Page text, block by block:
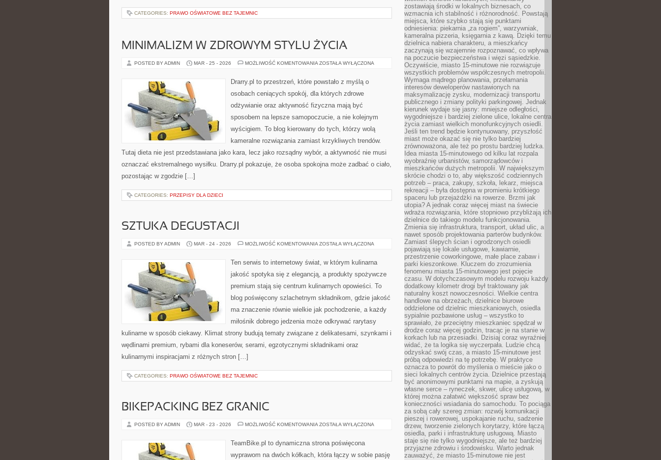
CATEGORIES: PRAWO OŚWIATOWE BEZ TAJEMNIC
MINIMALIZM W ZDROWYM STYLU ŻYCIA
POSTED BY ADMIN MAR - 25 - 2026 MOŻLIWOŚĆ KOMENTOWANIA MINIMALIZM
STYLU
ŻYCIA
ZOSTAŁA WYŁĄCZONA
Drarry.pl to przestrzeń, które powstało z myślą o
osobach ceniących spokój, dla których zdrowe
odżywianie oraz aktywność fizyczna mają być
sposobem na lepsze samopoczucie, a nie kolejnym
wyścigiem. To blog kierowany do tych, którzy wolą
kameralne rozwiązania zamiast krzykliwych trendów.
Tutaj dieta nie jest przedstawiana jako kara, lecz jako rozsądny wybór, a aktywność nie musi
oznaczać ekstremalnego wysiłku. Drarry.pl pokazuje, że osoba spokojna może zadbać o ciało,
pozostając w zgodzie […]
CATEGORIES: PRZEPISY DLA DZIECI
SZTUKA DEGUSTACJI
POSTED BY ADMIN MAR - 24 - 2026 MOŻLIWOŚĆ KOMENTOWANIA SZTUKA
ZOSTAŁA WYŁĄCZONA
Ten serwis to internetowy świat, w którym kulinarna
jakość spotyka się z elegancją, a produkty spożywcze
premium stają się centrum kulinarnych opowieści. To
blog poświęcony szlachetnym składnikom, gdzie jakość
ma znaczenie równie wielkie jak pochodzenie, a każdy
miłośnik dobrego jedzenia może odkrywać rarytasy
kulinarne w sposób ciekawy. Klimat strony budują tematy związane z delikatesami, szynkami i
wędlinami premium, rybami dla koneserów, serami, egzotycznymi składnikami oraz
kulinarnymi inspiracjami z różnych stron […]
CATEGORIES: PRAWO OŚWIATOWE BEZ TAJEMNIC
BIKEPACKING BEZ GRANIC
POSTED BY ADMIN MAR - 23 - 2026 MOŻLIWOŚĆ KOMENTOWANIA BIKEPACKING
ZOSTAŁA WYŁĄCZONA
TeamBike.pl to dynamiczna strona poświęcona
wyprawom na dwóch kółkach, która łączy w sobie pasję
zostawiają środki w lokalnych biznesach, co
wzmacnia ich stabilność i różnorodność. Powstają
miejsca, które szybko stają się punktami
odniesienia: piekarnia „za rogiem”, warzywniak,
kameralna pizzeria, księgarnia z kawą. Dzięki temu
dzielnica nabiera charakteru, a mieszkańcy
zaczynają się wzajemnie rozpoznawać, co wpływa
na poczucie bezpieczeństwa i więzi sąsiedzkie.
Oczywiście, miasto 15-minutowe nie rozwiązuje
wszystkich problemów współczesnych metropolii.
Wymaga mądrego planowania, przełamania
interesów deweloperów nastawionych na
maksymalizację zysku, modernizacji transportu
publicznego i zmiany polityki parkingowej. Jednak
kierunek wydaje się jasny: mniejsze odległości,
wygodniejsze i bardziej zielone ulice, lokalne centra
życia zamiast wielkich monofunkcyjnych osiedli.
Jeśli ten trend będzie kontynuowany, przyszłość
miast może okazać się nie tylko bardziej
zrównoważona, ale też po prostu bardziej ludzka.
Idea miasta 15-minutowego od kilku lat rozpala
wyobraźnię urbanistów, samorządowców i
mieszkańców dużych metropolii. W największym
skrócie chodzi o to, aby większość codziennych
potrzeb – praca, zakupy, szkoła, lekarz, miejsca
rekreacji – była dostępna w promieniu krótkiego
spaceru lub przejażdżki na rowerze. Brzmi jak
utopia? A jednak coraz więcej miast na świecie
wdraża rozwiązania, które stopniowo przybliżają ich
dzielnice do takiego modelu funkcjonowania.
Zmienia się infrastruktura, transport, układ ulic, a
nawet sposób projektowania parterów budynków.
Zamiast ślepych ścian i ogrodzonych osiedli
pojawiają się lokale usługowe, kawiarnie,
przestrzenie coworkingowe, małe place zabaw i
parki kieszonkowe. Kluczem do zrozumienia
fenomenu miasta 15-minutowego jest pojęcie
czasu. W dotychczasowym modelu rozwoju każdy
dodatkowy kilometr drogi był traktowany jak
naturalny koszt nowoczesności. Wielkie centra
handlowe na obrzeżach, dzielnice biurowe
oddzielone od dzielnic mieszkaniowych, osiedla
sypialnie pozbawione usług – wszystko to
sprawiało, że przeciętny mieszkaniec spędzał w
drodze coraz więcej godzin, tracąc je na stanie w
korkach lub na przesiadki. Dzisiaj coraz wyraźniej
widać, że ta logika się wyczerpała. Ludzie chcą
odzyskać swój czas, a miasto 15-minutowe jest
próbą odpowiedzi na tę potrzebę. W praktyce
oznacza to powrót do myślenia o mieście jako o
sieci lokalnych centrów życia. Dzielnice przestają
być anonimowymi punktami na mapie, a zyskują
własne serce – ryneczek, skwer, ulicę usługową, w
której można załatwić większość spraw bez
konieczności wsiadania do samochodu. To pociąga
za sobą cały szereg zmian: rozwój komunikacji
pieszej i rowerowej, uspokajanie ruchu, sadzenie
drzew, tworzenie zielonych korytarzy, które łączą
osiedla, parki i infrastrukturę usługową. Miasto
staje się nie tylko wygodniejsze, ale też bardziej
przyjazne zdrowiu i środowisku. Warto jednak
zauważyć, że miasto 15-minutowe nie jest